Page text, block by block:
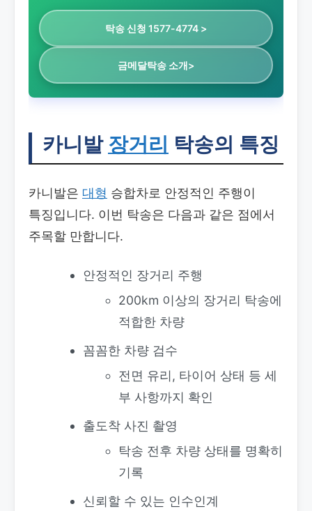
탁송 신청 1577-4774 >
금메달탁송 소개>
카니발 장거리 탁송의 특징
카니발은 대형 승합차로 안정적인 주행이
특징입니다. 이번 탁송은 다음과 같은 점에서
주목할 만합니다.
안정적인 장거리 주행
200km 이상의 장거리 탁송에
적합한 차량
꼼꼼한 차량 검수
전면 유리, 타이어 상태 등 세
부 사항까지 확인
출도착 사진 촬영
탁송 전후 차량 상태를 명확히
기록
신뢰할 수 있는 인수인계